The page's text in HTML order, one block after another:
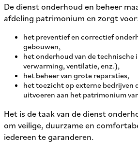
De dienst onderhoud en beheer
afdeling patrimonium en zorgt
het preventief en correctief
gebouwen,
het onderhoud van de
verwarming, ventilatie, enz.),
het beheer van grote reparaties,
het toezicht op externe bedrijven
uitvoeren aan het patrimonium
Het is de taak van de dienst
om veilige, duurzame en
iedereen te garanderen.